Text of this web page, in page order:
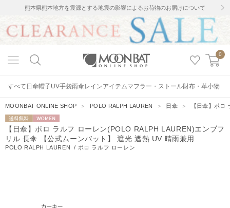
熊本県熊本地方を震源とする地震の影響によるお荷物のお届けについて
0
すべて 日傘帽子UV手袋雨傘レインアイテムマフラー・ストール財布・革小物
MOONBAT ONLINE SHOP ＞ POLO RALPH LAUREN ＞ 日傘 ＞ 【日傘】ポ
送料無料 WOMEN
【日傘】ポロ ラルフ ローレン(POLO RALPH LAUREN)エンブフ
リル 長傘 【公式ムーンバット】 遮光 遮熱 UV 晴雨兼用
POLO RALPH LAUREN / ポロ ラルフ ローレン